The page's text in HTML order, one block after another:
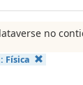
no
Física